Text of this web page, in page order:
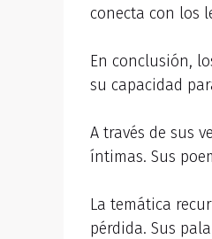
conecta con los
En conclusión,
su capacidad
A través de sus
íntimas. Sus
La temática
pérdida. Sus